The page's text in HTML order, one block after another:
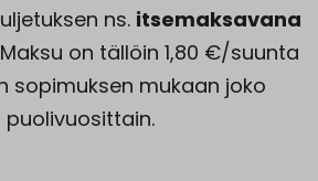
ns. itsemaksavana
on tällöin 1,80 €/suunta
sopimuksen mukaan joko